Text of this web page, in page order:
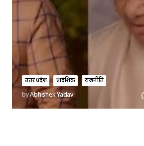
उत्तर प्रदेश प्रादेशिक
राजनीति
byAbhishek Yadav